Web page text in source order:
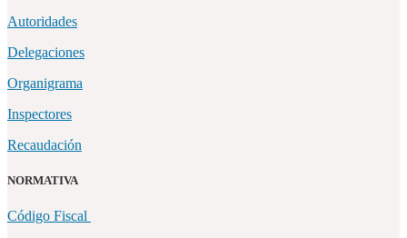
Autoridades
Delegaciones
Organigrama
Inspectores
Recaudación
NORMATIVA
Código Fiscal